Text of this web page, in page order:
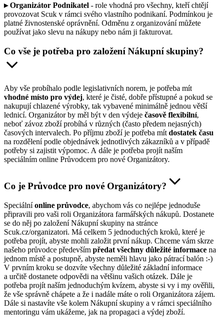
▸ Organizátor Podnikatel - role vhodná pro všechny, kteří chtějí
provozovat Scuk v rámci svého vlastního podnikaní. Podmínkou je
platné živnostenské oprávnění. Odměnu z organizování můžete
používat jako slevu na nákupy nebo nám ji fakturovat.
Co vše je potřeba pro založení Nákupní skupiny?
Aby vše probíhalo podle legislativních norem, je potřeba mít
vhodné místo pro výdej, které je čisté, dobře přístupné a pokud se
nakupují chlazené výrobky, tak vybavené minimálně jednou větší
lednicí. Organizátor by měl být v den výdeje časově flexibilní,
neboť závoz zboží probíhá v různých (často předem nejasných)
časových intervalech. Po příjmu zboží je potřeba mítdostatek času
na rozdělení podle objednávek jednotlivých zákazníků a v případě
potřeby si zajistit výpomoc. A dále je potřeba projít naším
speciálním online Průvodcem pro nové Organizátory.
Co je Průvodce pro nové Organizátory?
Speciálníonline průvodce, abychom vás co nejlépe jednoduše
připravili pro vaši roli Organizátora farmářských nákupů. Dostanete
se do něj po založení Nákupní skupiny na stránce
Scuk.cz/organizatori. Má celkem 5 jednoduchých kroků, které je
potřeba projít, abyste mohli založit první nákup. Chceme vám skrze
našeho průvodce především předat všechny důležité informace na
jednom místě a postupně, abyste neměli hlavu jako pátrací balón :-)
V prvním kroku se dozvíte všechny důležité základní informace
a určitě dostanete odpovědi na většinu vašich otázek. Dále je
potřeba projít naším jednoduchým kvízem, abyste si vy i my ověřili,
že vše správně chápete a že i nadále máte o roli Organizátora zájem.
Dále si nastavíte vše kolem Nákupní skupiny a v rámci speciálního
mentoringu vám ukážeme, jak na propagaci a výdej zboží.